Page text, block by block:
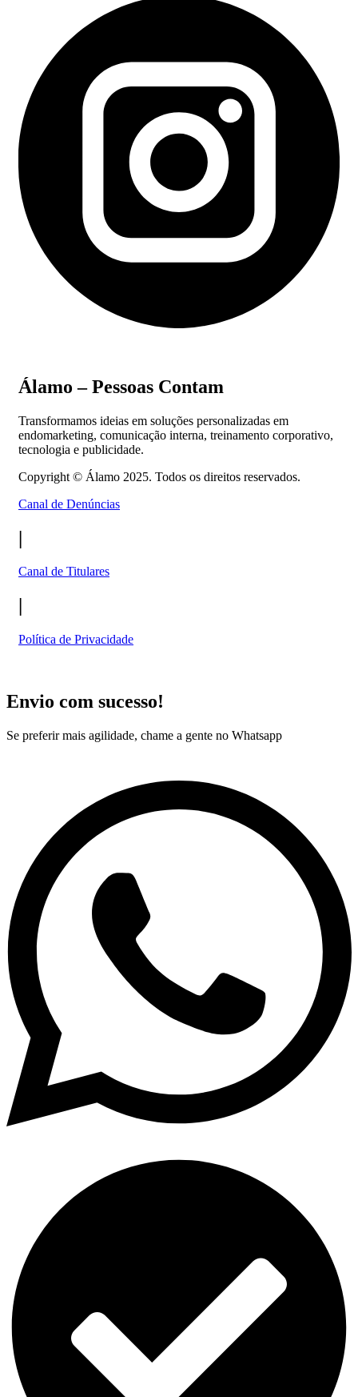
Álamo – Pessoas Contam
Transformamos ideias em soluções personalizadas em
endomarketing, comunicação interna, treinamento corporativo,
tecnologia e publicidade.
Copyright © Álamo 2025. Todos os direitos reservados.
Canal de Denúncias
|
Canal de Titulares
Política de Privacidade
Envio com sucesso!
Se preferir mais agilidade, chame a gente no Whatsapp